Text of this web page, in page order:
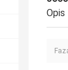
Opis